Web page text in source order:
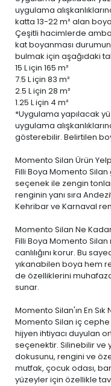
uygulama
katta 13-22 m² alan
Çeşitli hacimlerde
kat boyanması
bulmak için aşağıdaki
15 Liçin 165 m²
7.5 Liçin 83 m²
2.5 Liçin 28 m²
1.25 Liçin 4 m²
*Uygulama yapılacak
uygulama
gösterebilir. Belirtilen
Momento Silan Ürün
Filli Boya Momento
seçenek ile zengin
renginin yanı sıra
Kehribar ve Karnaval
Momento Silan Ne Kadar
Filli Boya Momento
canlılığını korur. Bu
yıkanabilen boya hem
de özelliklerini
sunar.
Momento Silan'ın En Sık
Momento Silan iç cephe
hijyen ihtiyacı duyulan
seçenektir. Silinebilir ve
dokusunu, rengini ve
mutfak, çocuk odası,
yüzeyler için özellikle